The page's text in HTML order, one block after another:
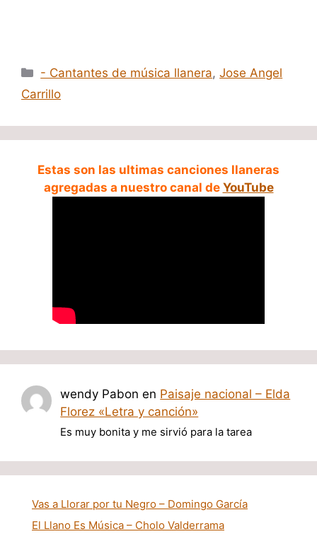
Categorías
- Cantantes de música llanera,Jose Angel
Carrillo
Estas son las ultimas canciones llaneras
agregadas a nuestro canal de YouTube
wendy Pabon en Paisaje nacional – Elda
Florez «Letra y canción»
Es muy bonita y me sirvió para la tarea
Vas a Llorar por tu Negro – Domingo García
El Llano Es Música – Cholo Valderrama